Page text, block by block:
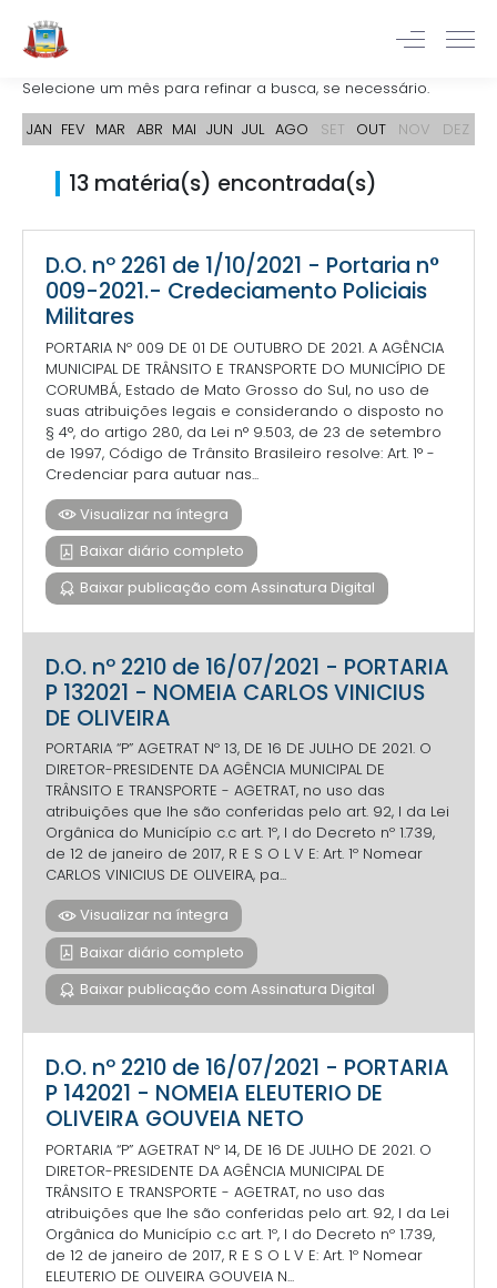
Selecione um mês para refinar a busca, se necessário.
JAN FEV MAR ABR MAI JUN JUL AGO SET OUT NOV DEZ
13 matéria(s) encontrada(s)
D.O. nº 2261 de 1/10/2021 - Portaria n°
009-2021.- Credeciamento Policiais
Militares
PORTARIA Nº 009 DE 01 DE OUTUBRO DE 2021. A AGÊNCIA
MUNICIPAL DE TRÂNSITO E TRANSPORTE DO MUNICÍPIO DE
CORUMBÁ, Estado de Mato Grosso do Sul, no uso de
suas atribuições legais e considerando o disposto no
§ 4°, do artigo 280, da Lei n° 9.503, de 23 de setembro
de 1997, Código de Trânsito Brasileiro resolve: Art. 1° -
Credenciar para autuar nas...
Visualizar na íntegra
Baixar diário completo
Baixar publicação com Assinatura Digital
D.O. nº 2210 de 16/07/2021 - PORTARIA
P 132021 - NOMEIA CARLOS VINICIUS
DE OLIVEIRA
PORTARIA “P” AGETRAT Nº 13, DE 16 DE JULHO DE 2021. O
DIRETOR-PRESIDENTE DA AGÊNCIA MUNICIPAL DE
TRÂNSITO E TRANSPORTE - AGETRAT, no uso das
atribuições que lhe são conferidas pelo art. 92, I da Lei
Orgânica do Município c.c art. 1º, I do Decreto nº 1.739,
de 12 de janeiro de 2017, R E S O L V E: Art. 1º Nomear
CARLOS VINICIUS DE OLIVEIRA, pa...
Visualizar na íntegra
Baixar diário completo
Baixar publicação com Assinatura Digital
D.O. nº 2210 de 16/07/2021 - PORTARIA
P 142021 - NOMEIA ELEUTERIO DE
OLIVEIRA GOUVEIA NETO
PORTARIA “P” AGETRAT Nº 14, DE 16 DE JULHO DE 2021. O
DIRETOR-PRESIDENTE DA AGÊNCIA MUNICIPAL DE
TRÂNSITO E TRANSPORTE - AGETRAT, no uso das
atribuições que lhe são conferidas pelo art. 92, I da Lei
Orgânica do Município c.c art. 1º, I do Decreto nº 1.739,
de 12 de janeiro de 2017, R E S O L V E: Art. 1º Nomear
ELEUTERIO DE OLIVEIRA GOUVEIA N...